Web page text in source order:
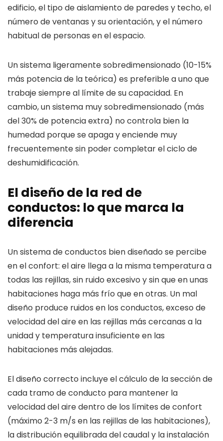
edificio, el tipo de aislamiento de paredes y techo, el
número de ventanas y su orientación, y el número
habitual de personas en el espacio.
Un sistema ligeramente sobredimensionado (10-15%
más potencia de la teórica) es preferible a uno que
trabaje siempre al límite de su capacidad. En
cambio, un sistema muy sobredimensionado (más
del 30% de potencia extra) no controla bien la
humedad porque se apaga y enciende muy
frecuentemente sin poder completar el ciclo de
deshumidificación.
El diseño de la red de
conductos: lo que marca la
diferencia
Un sistema de conductos bien diseñado se percibe
en el confort: el aire llega a la misma temperatura a
todas las rejillas, sin ruido excesivo y sin que en unas
habitaciones haga más frío que en otras. Un mal
diseño produce ruidos en los conductos, exceso de
velocidad del aire en las rejillas más cercanas a la
unidad y temperatura insuficiente en las
habitaciones más alejadas.
El diseño correcto incluye el cálculo de la sección de
cada tramo de conducto para mantener la
velocidad del aire dentro de los límites de confort
(máximo 2-3 m/s en las rejillas de las habitaciones),
la distribución equilibrada del caudal y la instalación